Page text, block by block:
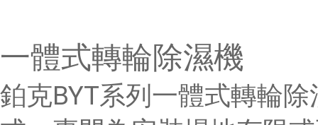
一體式轉輪除濕機
鉑克BYT系列一體式轉輪